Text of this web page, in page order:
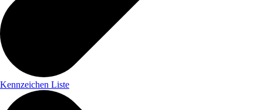
Kennzeichen Liste